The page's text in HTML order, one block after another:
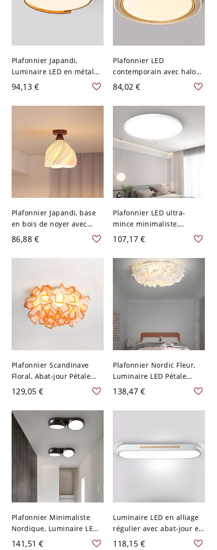
Plafonnier Japandi,
Luminaire LED en métal
style bois pour plafonds
bas - 110 V-120 V 40,64 cm
Couleur de Noyer
94,13 €
Plafonnier LED
contemporain avec halo
en acrylique texturé style
cristal et bordure dorée -
110 V-120 V Naturel
84,02 €
Plafonnier Japandi, base
en bois de noyer avec
abat-jour plissé, luminaire
Wabi-Sabi pour couloir -
110 V-120 V
86,88 €
Plafonnier LED ultra-
mince minimaliste,
luminaire rond à profil
bas avec design scellé -
Blanc 110 V-120 V 22,86
107,17 €
Plafonnier Scandinave
Floral, Abat-jour Pétale
Géométrique Artistique
pour Chambre - Orange
110 V-120 V 53,34 cm
Blanc
129,05 €
Plafonnier Nordic Fleur,
Luminaire LED Pétale
Blanc Créatif pour
Chambre - 110 V-120 V
53,34 cm Gradation à trois
138,47 €
Plafonnier Minimaliste
Nordique, Luminaire LED
Rond Géométrique pour
141,51 €
Luminaire LED en alliage
régulier avec abat-jour en
plastique vert/gris/blanc -
118,15 €